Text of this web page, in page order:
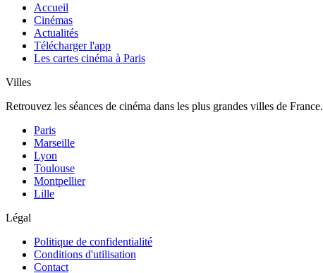
Accueil
Cinémas
Actualités
Télécharger l'app
Les cartes cinéma à Paris
Villes
Retrouvez les séances de cinéma dans les plus grandes villes de France.
Paris
Marseille
Lyon
Toulouse
Montpellier
Lille
Légal
Politique de confidentialité
Conditions d'utilisation
Contact